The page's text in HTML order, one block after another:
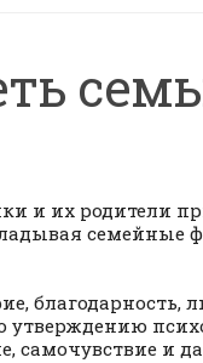
и их родители
семейные
благодарность,
самочувствие и